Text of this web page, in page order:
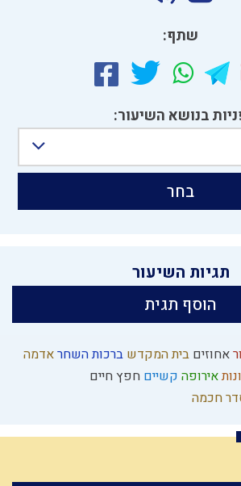
אחוזים בית המקדש ברכות השחראדמה
אירופה קשיים חפץ חיים
חכמה
שתף:
בנושא השיעור:
בחר
תגיות השיעור
הוסף תגית